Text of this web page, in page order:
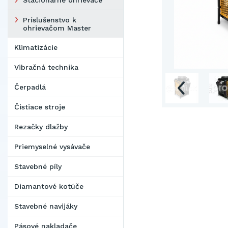
Príslušenstvo k
ohrievačom Master
Klimatizácie
Vibračná technika
Čerpadlá
Čistiace stroje
Rezačky dlažby
Priemyselné vysávače
Stavebné píly
Diamantové kotúče
Stavebné navijáky
Pásové nakladače